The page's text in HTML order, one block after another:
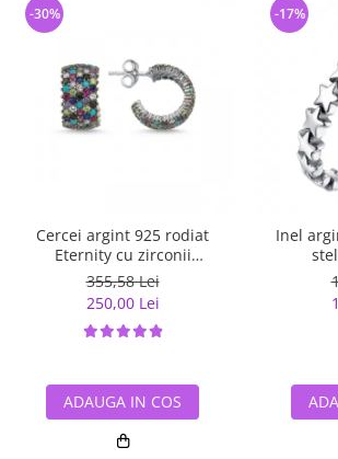
Cercei argint 925 rodiat
Eternity cu zirconii
multicolore ETU0036
355,58 Lei
250,00 Lei
-30%
ADAUGA IN COS
Inel
-17%